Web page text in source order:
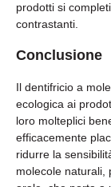
prodotti si
contrastanti.
Conclusione
Il dentifricio a
ecologica ai
loro molteplici
efficacemente
ridurre la
molecole naturali,